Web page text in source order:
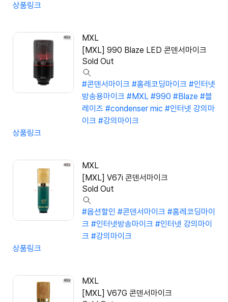
상품링크
MXL
[MXL] 990 Blaze LED 콘덴서마이크
Sold Out
#콘덴서마이크 #홈레코딩마이크 #인터넷
방송용마이크 #MXL #990 #Blaze #블
레이즈 #condenser mic #인터넷 강의마
이크 #강의마이크
상품링크
MXL
[MXL] V67i 콘덴서마이크
Sold Out
#옵션할인 #콘덴서마이크 #홈레코딩마이
크 #인터넷방송마이크 #인터넷 강의마이
크 #강의마이크
상품링크
MXL
[MXL] V67G 콘덴서마이크